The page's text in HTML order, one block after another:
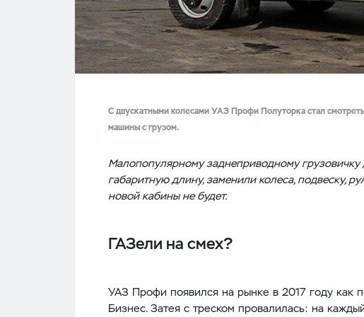
С двускатными колесами УАЗ Профи Полуторка стал
машины с грузом.
Малопопулярному заднеприводному
габаритную длину, заменили колеса, подвеску,
новой кабины не будет.
ГАЗели на смех?
УАЗ Профи появился на рынке в 2017 году как
Бизнес. Затея с треском провалилась: на